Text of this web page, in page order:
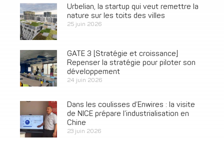
Urbelian, la startup qui veut remettre la
nature sur les toits des villes
25 juin 2026
GATE 3 [Stratégie et croissance]
Repenser la stratégie pour piloter son
développement
24 juin 2026
Dans les coulisses d’Enwires : la visite
de NICE prépare l’industrialisation en
Chine
23 juin 2026